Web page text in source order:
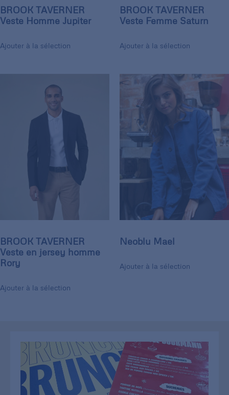
BROOK TAVERNER
Veste Homme Jupiter
Ajouter à la sélection
BROOK TAVERNER
Veste Femme Saturn
Ajouter à la sélection
BROOK TAVERNER
Veste en jersey homme
Rory
Ajouter à la sélection
Neoblu Mael
Ajouter à la sélection